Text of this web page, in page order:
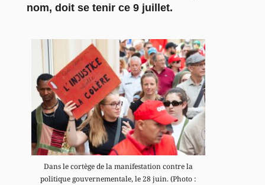
nom, doit se tenir ce 9 juillet.
Dans le cortège de la manifestation contre la
politique gouvernementale, le 28 juin. (Photo :